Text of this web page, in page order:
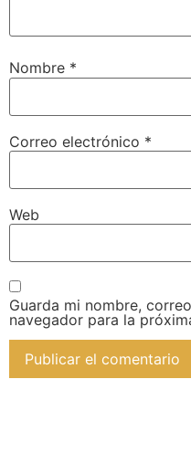
Nombre *
Correo electrónico *
Web
Guarda mi nombre,
navegador para la